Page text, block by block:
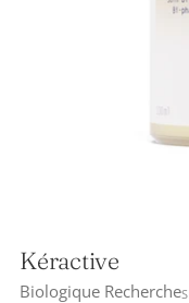
Kéractive
Biologique Recherche